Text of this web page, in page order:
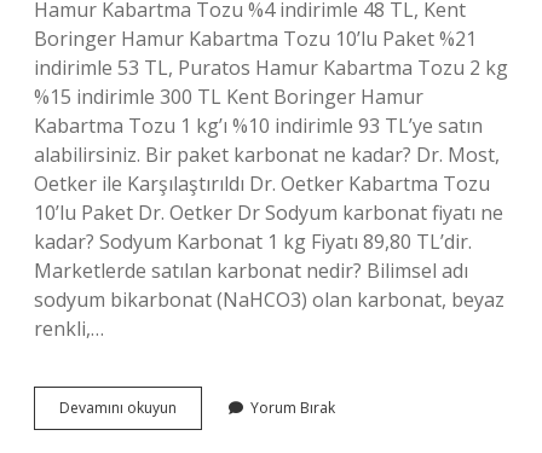
Hamur Kabartma Tozu %4 ​​indirimle 48 TL, Kent
Boringer Hamur Kabartma Tozu 10’lu Paket %21
indirimle 53 TL, Puratos Hamur Kabartma Tozu 2 kg
%15 indirimle 300 TL Kent Boringer Hamur
Kabartma Tozu 1 kg’ı %10 indirimle 93 TL’ye satın
alabilirsiniz. Bir paket karbonat ne kadar? Dr. Most,
Oetker ile Karşılaştırıldı Dr. Oetker Kabartma Tozu
10’lu Paket Dr. Oetker Dr Sodyum karbonat fiyatı ne
kadar? Sodyum Karbonat 1 kg Fiyatı 89,80 TL’dir.
Marketlerde satılan karbonat nedir? Bilimsel adı
sodyum bikarbonat (NaHCO3) olan karbonat, beyaz
renkli,…
Devamını okuyun Karbonatın
Kilosu
Yorum Bırak